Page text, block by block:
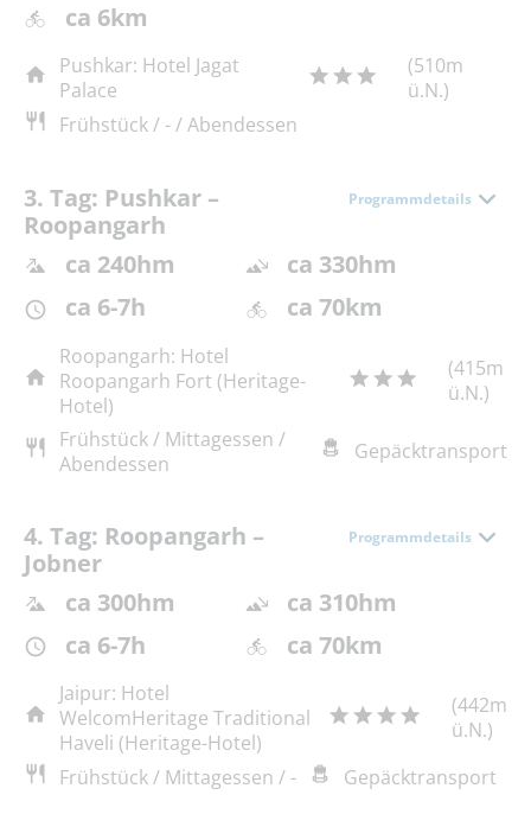
ca 6km
Pushkar: Hotel Jagat
Palace
(510m
ü.N.)
Frühstück / - / Abendessen
3. Tag: Pushkar –
Roopangarh
Programmdetails
ca 240hm
ca 330hm
ca 6-7h
ca 70km
Roopangarh: Hotel
Roopangarh Fort (Heritage-
Hotel)
(415m
ü.N.)
Frühstück / Mittagessen /
Abendessen
Gepäcktransport
4. Tag: Roopangarh –
Jobner
Programmdetails
ca 300hm
ca 310hm
ca 6-7h
ca 70km
Jaipur: Hotel
WelcomHeritage Traditional
Haveli (Heritage-Hotel)
(442m
ü.N.)
Frühstück / Mittagessen / -
Gepäcktransport